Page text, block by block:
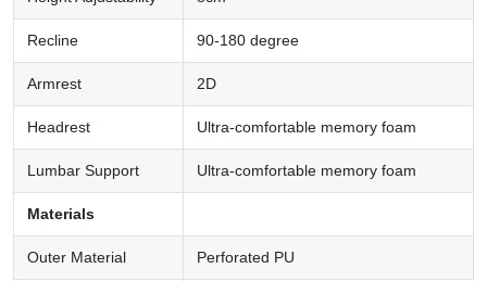
Recline 90-180 degree
Armrest 2D
Headrest Ultra-comfortable memory foam
Lumbar Support Ultra-comfortable memory foam
Materials
Outer Material Perforated PU